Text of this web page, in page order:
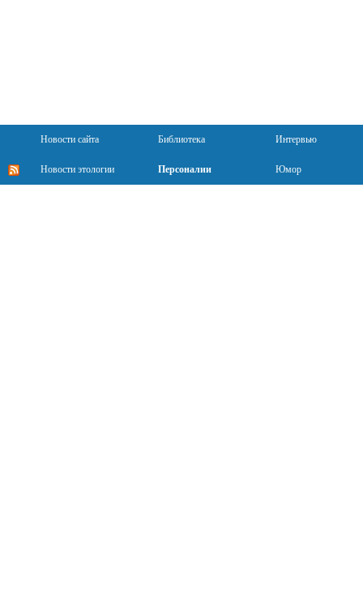
Новости сайта Библиотека Интервью
Новости этологии Персоналии Юмор